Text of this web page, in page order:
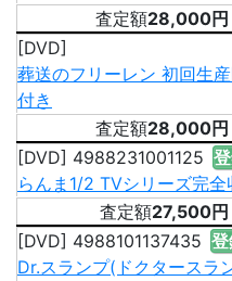
28,000円
[DVD]
葬送のフリーレン 初回生
付き
28,000円
[DVD] 4988231001125
らんま1/2 TVシリーズ完
27,500円
[DVD] 4988101137435
Dr.スランプ(ドクタースラ